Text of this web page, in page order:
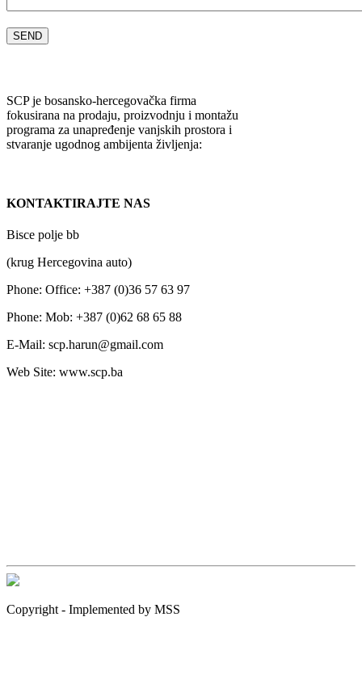
SCP je bosansko-hercegovačka firma
fokusirana na prodaju, proizvodnju i montažu
programa za unapređenje vanjskih prostora i
stvaranje ugodnog ambijenta življenja:
KONTAKTIRAJTE NAS
Bisce polje bb
(krug Hercegovina auto)
Phone: Office: +387 (0)36 57 63 97
Phone: Mob: +387 (0)62 68 65 88
E-Mail: scp.harun@gmail.com
Web Site: www.scp.ba
Copyright - Implemented by MSS